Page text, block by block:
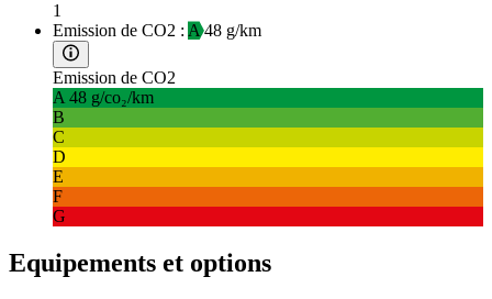
1
Emission de CO2 : A48 g/km
Emission de CO2
A 48 g/co₂/km
B
C
D
E
F
G
Equipements et options